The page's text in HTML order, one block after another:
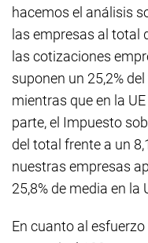
hacemos el análisis
las empresas al total
las cotizaciones
suponen un 25,2%
mientras que en la
parte, el Impuesto
del total frente a un
nuestras empresas
25,8% de media en la
En cuanto al